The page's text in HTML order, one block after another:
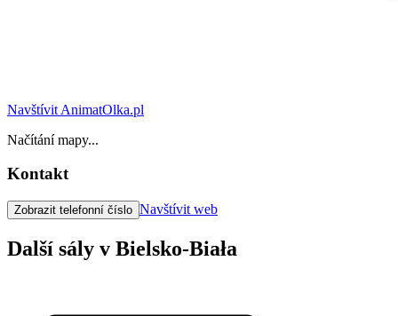
Navštívit AnimatOlka.pl
Načítání mapy...
Kontakt
Zobrazit telefonní číslo Navštívit web
Další sály v Bielsko-Biała